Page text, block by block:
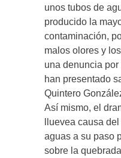
unos tubos de
producido la
contaminación,
malos olores y
una denuncia
han presentado
Quintero
Así mismo, el
lluevea causa
aguas a su paso
sobre la